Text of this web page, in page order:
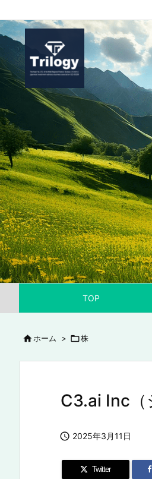
TOP
ホーム > 株
C3.ai Inc（
 2025年3月11日
Twitter